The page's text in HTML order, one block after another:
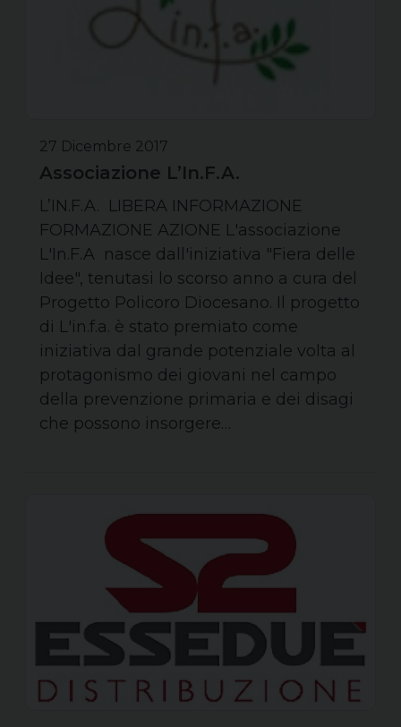
27 Dicembre 2017
Associazione L’In.F.A.
L’IN.F.A. LIBERA INFORMAZIONE
FORMAZIONE AZIONE L'associazione
L'In.F.A nasce dall'iniziativa "Fiera delle
Idee", tenutasi lo scorso anno a cura del
Progetto Policoro Diocesano. Il progetto
di L'in.f.a. è stato premiato come
iniziativa dal grande potenziale volta al
protagonismo dei giovani nel campo
della prevenzione primaria e dei disagi
che possono insorgere…